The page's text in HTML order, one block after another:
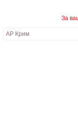
За
АР Крим